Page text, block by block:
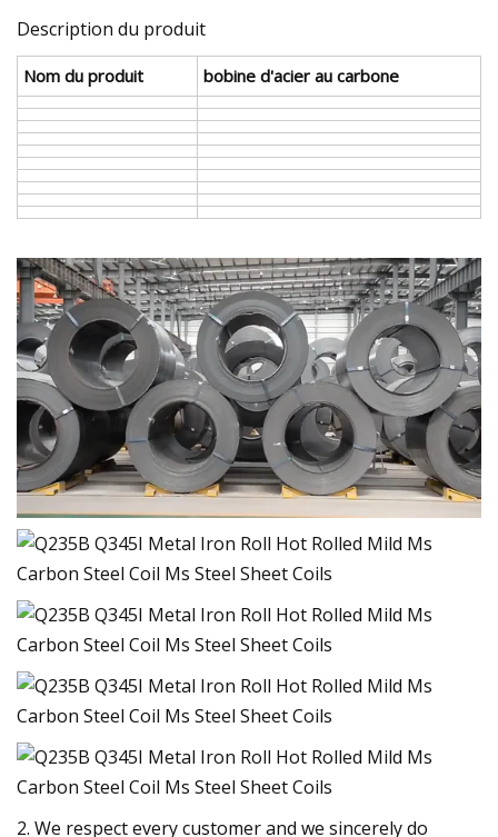
Description du produit
Nom du produit bobine d'acier au carbone
2. We respect every customer and we sincerely do